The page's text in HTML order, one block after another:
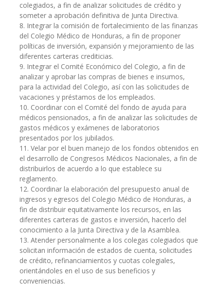
colegiados, a fin de analizar solicitudes de crédito y
someter a aprobación definitiva de Junta Directiva.
8. Integrar la comisión de fortalecimiento de las finanzas
del Colegio Médico de Honduras, a fin de proponer
políticas de inversión, expansión y mejoramiento de las
diferentes carteras crediticias.
9. Integrar el Comité Económico del Colegio, a fin de
analizar y aprobar las compras de bienes e insumos,
para la actividad del Colegio, así con las solicitudes de
vacaciones y préstamos de los empleados.
10. Coordinar con el Comité del fondo de ayuda para
médicos pensionados, a fin de analizar las solicitudes de
gastos médicos y exámenes de laboratorios
presentados por los jubilados.
11. Velar por el buen manejo de los fondos obtenidos en
el desarrollo de Congresos Médicos Nacionales, a fin de
distribuirlos de acuerdo a lo que establece su
reglamento.
12. Coordinar la elaboración del presupuesto anual de
ingresos y egresos del Colegio Médico de Honduras, a
fin de distribuir equitativamente los recursos, en las
diferentes carteras de gastos e inversión, hacerlo del
conocimiento a la Junta Directiva y de la Asamblea.
13. Atender personalmente a los colegas colegiados que
solicitan información de estados de cuenta, solicitudes
de crédito, refinanciamientos y cuotas colegiales,
orientándoles en el uso de sus beneficios y
conveniencias.